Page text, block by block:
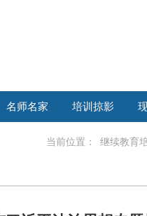
名师名家 培训掠影
当前位置： 继续教育